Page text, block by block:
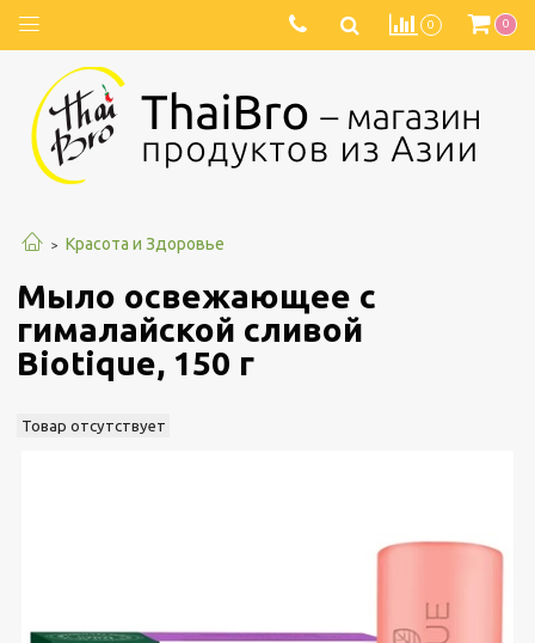
0 0
Красота и Здоровье
Мыло освежающее с
гималайской сливой
Biotique, 150 г
Товар отсутствует